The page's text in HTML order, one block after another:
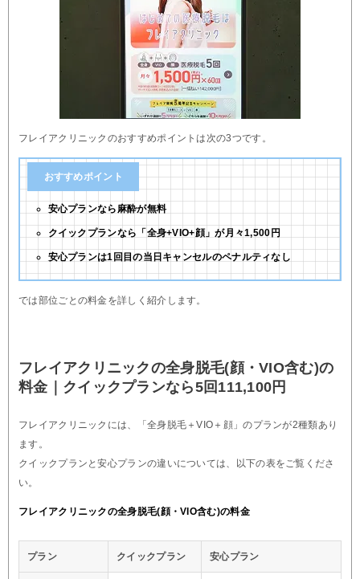
フレイアクリニックのおすすめポイントは次の3つです。
おすすめポイント
安心プランなら麻酔が無料
クイックプランなら「全身+VIO+顔」が月々1,500円
安心プランは1回目の当日キャンセルのペナルティなし
では部位ごとの料金を詳しく紹介します。
フレイアクリニックの全身脱毛(顔・VIO含む)の
料金｜クイックプランなら5回111,100円
フレイアクリニックには、「全身脱毛＋VIO＋顔」のプランが2種類あり
ます。
クイックプランと安心プランの違いについては、以下の表をご覧くださ
い。
フレイアクリニックの全身脱毛(顔・VIO含む)の料金
プラン クイックプラン 安心プラン